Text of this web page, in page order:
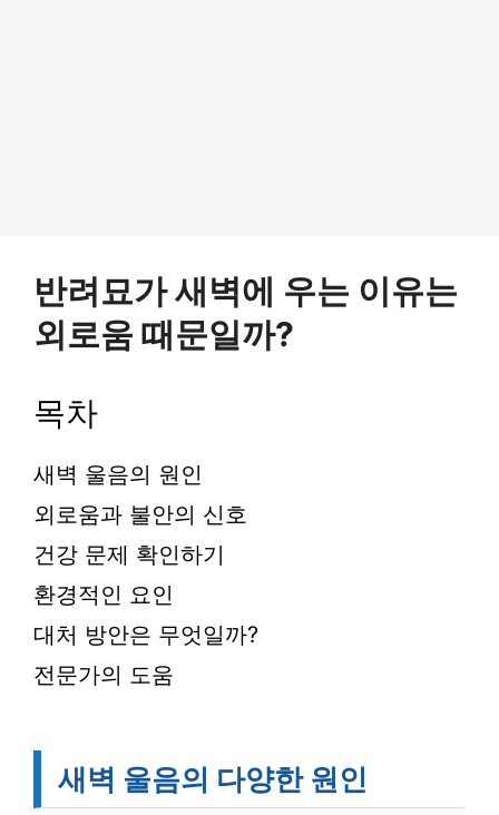
반려묘가 새벽에 우는 이유는
외로움 때문일까?
목차
새벽 울음의 원인
외로움과 불안의 신호
건강 문제 확인하기
환경적인 요인
대처 방안은 무엇일까?
전문가의 도움
새벽 울음의 다양한 원인